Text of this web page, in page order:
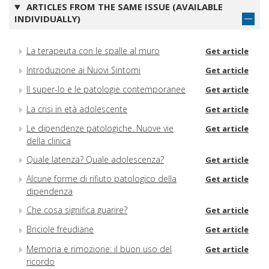
ARTICLES FROM THE SAME ISSUE (AVAILABLE
INDIVIDUALLY)
La terapeuta con le spalle al muro Get article
Introduzione ai Nuovi Sintomi Get article
Il super-Io e le patologie contemporanee Get article
La crisi in età adolescente Get article
Le dipendenze patologiche. Nuove vie
della clinica
Get article
Quale latenza? Quale adolescenza? Get article
Alcune forme di rifiuto patologico della
dipendenza
Get article
Che cosa significa guarire? Get article
Briciole freudiane Get article
Memoria e rimozione: il buon uso del
ricordo
Get article